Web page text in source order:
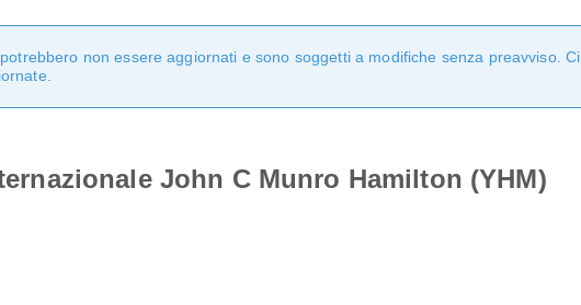
non essere aggiornati e sono soggetti a modifiche senza preavviso. Ci
John C Munro Hamilton (YHM)